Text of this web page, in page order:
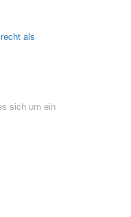
als
sich um ein